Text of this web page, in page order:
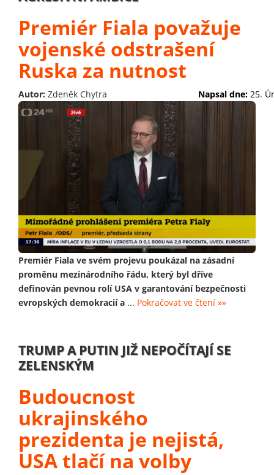
Premiér Fiala považuje
vojenské odstrašení
Ruska za nutnost
Autor: Zdeněk Chytra Napsal dne: 25.
Premiér Fiala ve svém projevu poukázal na zásadní
proměnu mezinárodního řádu, který byl dříve
definován pevnou rolí USA v garantování bezpečnosti
evropských demokracií a ... Pokračovat ve čtení »»
TRUMP A PUTIN JIŽ NEPOČÍTAJÍ SE
ZELENSKÝM
Budoucnost
ukrajinského
prezidenta je nejistá,
USA tlačí na volby